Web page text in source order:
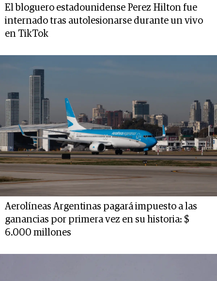
El bloguero estadounidense Perez Hilton fue
internado tras autolesionarse durante un vivo
en TikTok
Aerolíneas Argentinas pagará impuesto a las
ganancias por primera vez en su historia: $
6.000 millones